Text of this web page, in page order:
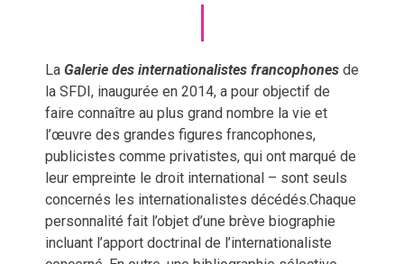
La Galerie des internationalistes francophones de
la SFDI, inaugurée en 2014, a pour objectif de
faire connaître au plus grand nombre la vie et
l’œuvre des grandes figures francophones,
publicistes comme privatistes, qui ont marqué de
leur empreinte le droit international – sont seuls
concernés les internationalistes décédés.Chaque
personnalité fait l’objet d’une brève biographie
incluant l’apport doctrinal de l’internationaliste